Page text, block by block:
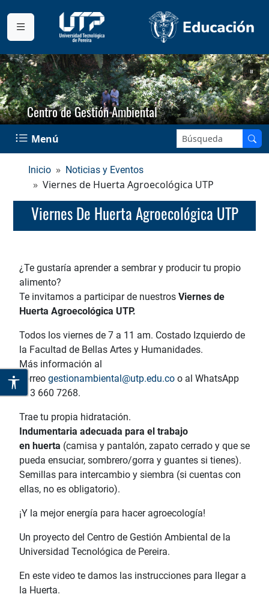
Centro de Gestión Ambiental
Menú Buscar en el sitio:
Inicio Noticias y Eventos
Viernes de Huerta Agroecológica UTP
Viernes De Huerta Agroecológica UTP
¿Te gustaría aprender a sembrar y producir tu propio
alimento?
Te invitamos a participar de nuestros Viernes de
Huerta Agroecológica UTP.
Todos los viernes de 7 a 11 am. Costado Izquierdo de
la Facultad de Bellas Artes y Humanidades.
Más información al
correo gestionambiental@utp.edu.co o al WhatsApp
313 660 7268.
Trae tu propia hidratación.
Indumentaria adecuada para el trabajo
en huerta (camisa y pantalón, zapato cerrado y que se
pueda ensuciar, sombrero/gorra y guantes si tienes).
Semillas para intercambio y siembra (si cuentas con
ellas, no es obligatorio).
¡Y la mejor energía para hacer agroecología!
Un proyecto del Centro de Gestión Ambiental de la
Universidad Tecnológica de Pereira.
En este video te damos las instrucciones para llegar a
la Huerta.